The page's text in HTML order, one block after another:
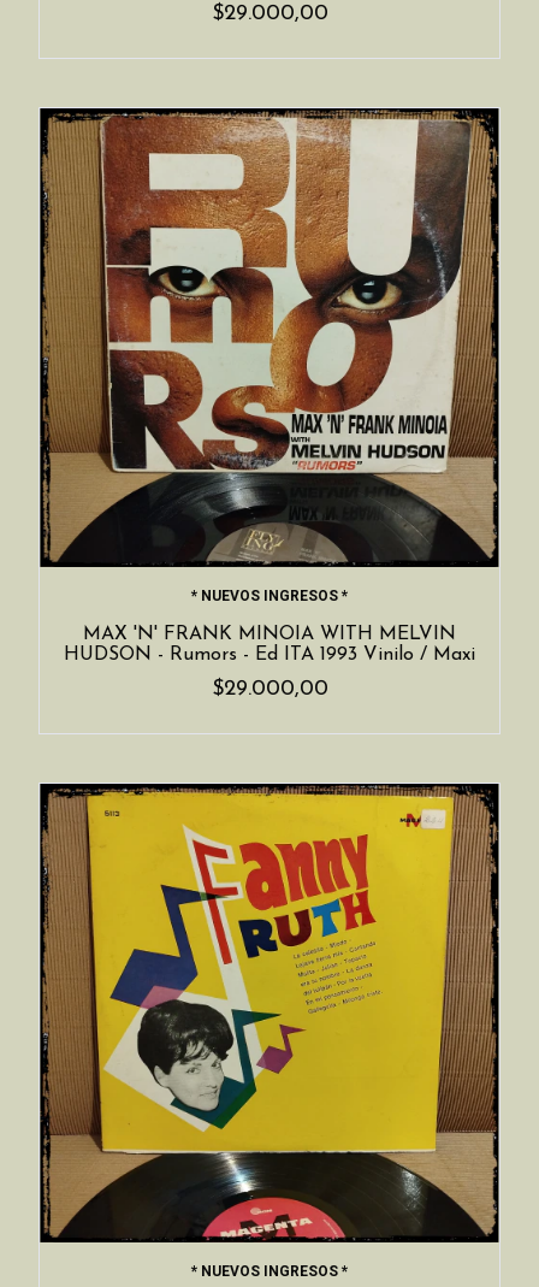
$29.000,00
* NUEVOS INGRESOS *
MAX 'N' FRANK MINOIA WITH MELVIN
HUDSON - Rumors - Ed ITA 1993 Vinilo / Maxi
$29.000,00
* NUEVOS INGRESOS *